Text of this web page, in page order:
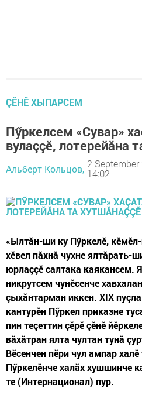
ÇӖНӖ ХЫПАРСЕМ
Пӳркелсем «Сувар»
вулаççӗ, лотерейăна
Альберт Кольцов, 2 September
14:02
«Ылтăн-ши ку Пӳркелӗ,
хӗвел пăхнă чухне ялтăрать-
юрлаççӗ салтака каякансем.
никрутсем чунӗсенче
çыхăнтарман иккен. XIX
кантурӗн Пӳркел приказне
пин теçеттин çӗрӗ çӗнӗ
вăхăтран ялта чултан тунă
Вӗсенчен пӗри чул ампар
Пӳркелӗнче халăх хушшинче
те (Интернационал) пур.